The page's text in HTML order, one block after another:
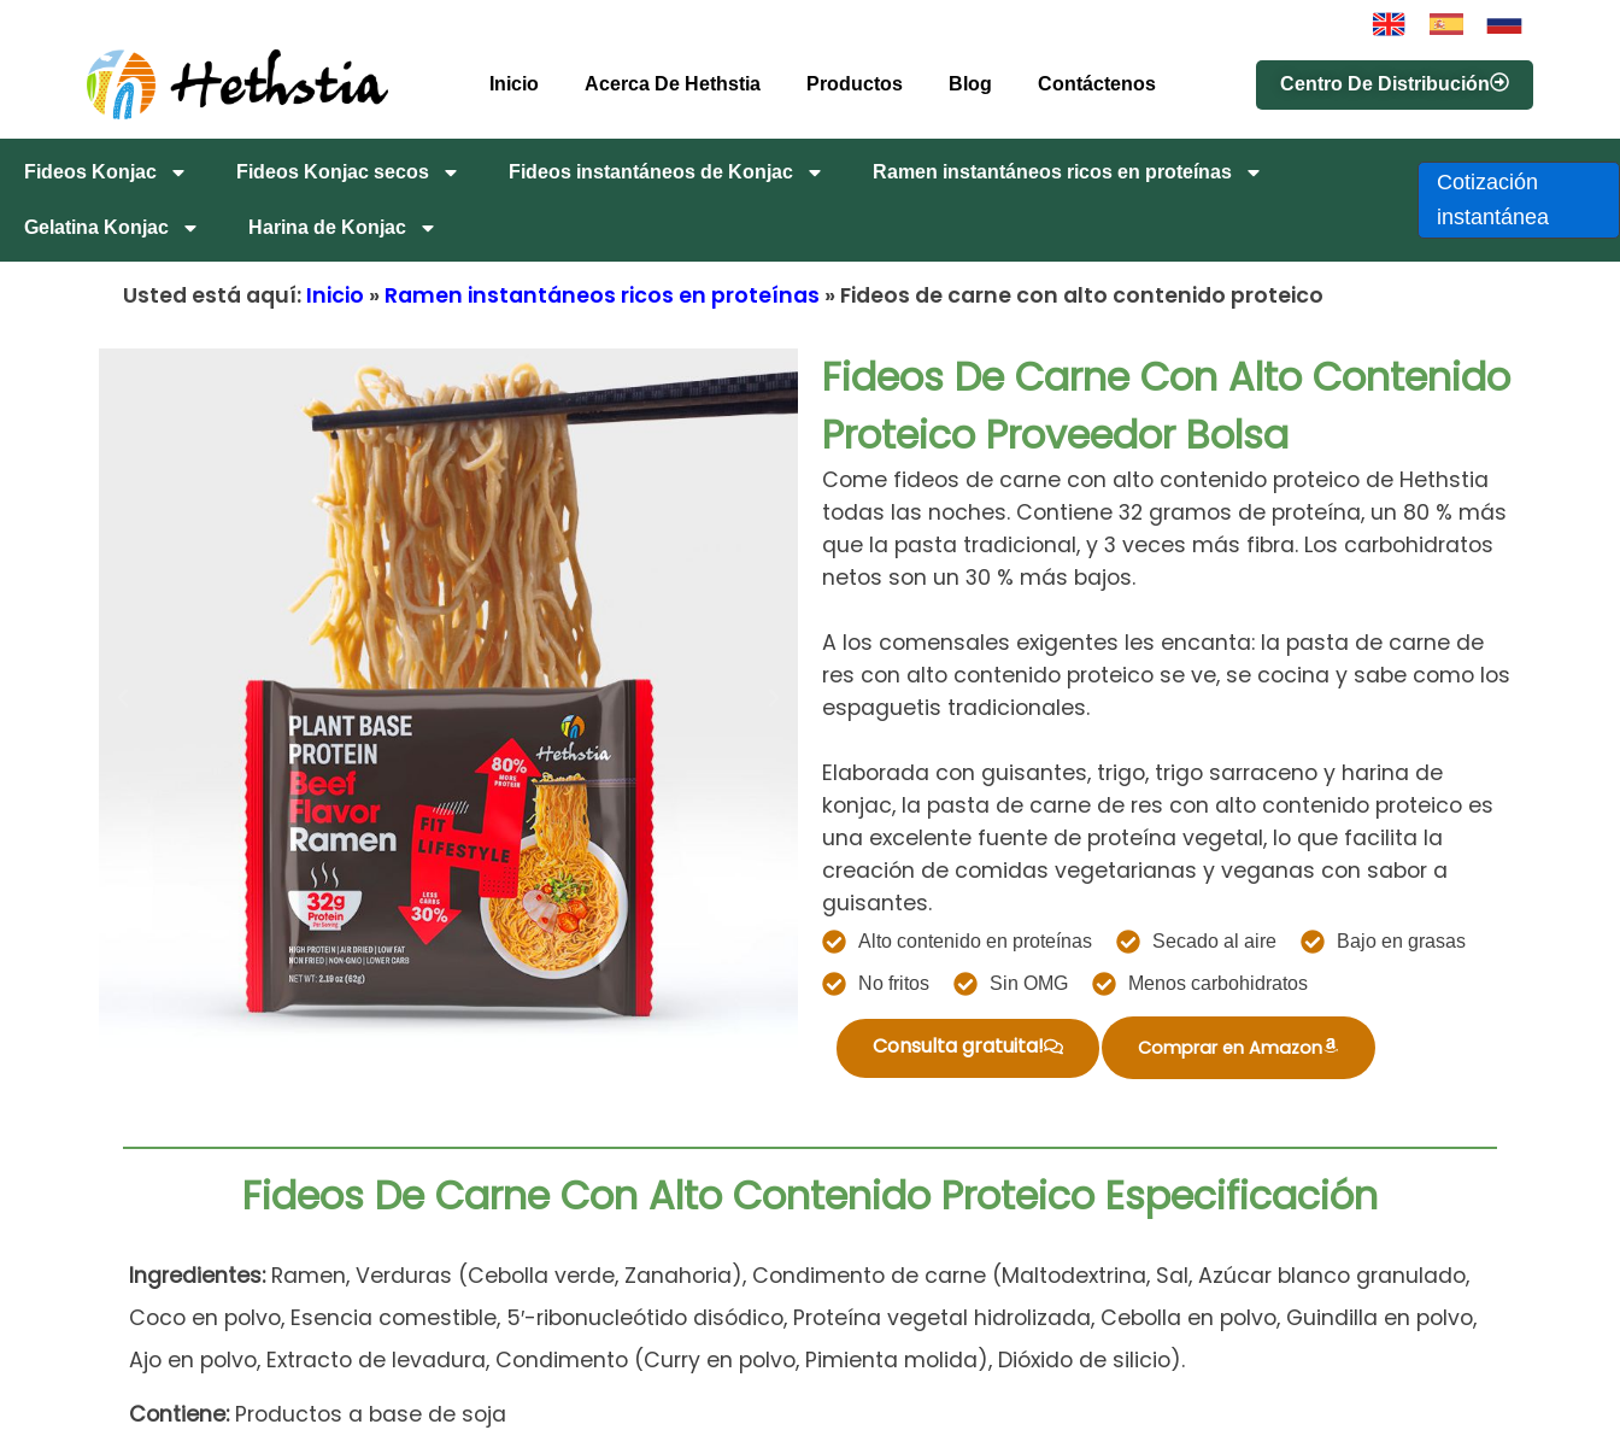
Inicio Acerca De Hethstia Productos Blog Contáctenos Centro De Distribución
Fideos Konjac Fideos Konjac secos Fideos instantáneos de Konjac Ramen instantáneos ricos en proteínas
Gelatina Konjac Harina de Konjac
Cotización
instantánea
Usted está aquí: Inicio » Ramen instantáneos ricos en proteínas » Fideos de carne con alto contenido proteico
Fideos De Carne Con Alto Contenido
Proteico Proveedor Bolsa
Come fideos de carne con alto contenido proteico de Hethstia
todas las noches. Contiene 32 gramos de proteína, un 80 % más
que la pasta tradicional, y 3 veces más fibra. Los carbohidratos
netos son un 30 % más bajos.
A los comensales exigentes les encanta: la pasta de carne de
res con alto contenido proteico se ve, se cocina y sabe como los
espaguetis tradicionales.
Elaborada con guisantes, trigo, trigo sarraceno y harina de
konjac, la pasta de carne de res con alto contenido proteico es
una excelente fuente de proteína vegetal, lo que facilita la
creación de comidas vegetarianas y veganas con sabor a
guisantes.
Alto contenido en proteínas Secado al aire Bajo en grasas
No fritos Sin OMG Menos carbohidratos
Consulta gratuita! Comprar en Amazon
Fideos De Carne Con Alto Contenido Proteico Especificación
Ingredientes:Ramen, Verduras (Cebolla verde, Zanahoria), Condimento de carne (Maltodextrina, Sal, Azúcar blanco granulado,
Coco en polvo, Esencia comestible, 5′-ribonucleótido disódico, Proteína vegetal hidrolizada, Cebolla en polvo, Guindilla en polvo,
Ajo en polvo, Extracto de levadura, Condimento (Curry en polvo, Pimienta molida), Dióxido de silicio).
Contiene:Productos a base de soja